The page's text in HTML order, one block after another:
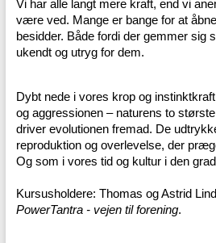
Vi har alle langt mere kraft, end vi
være ved. Mange er bange for at
besidder. Både fordi der gemmer sig
ukendt og utryg for dem.
Dybt nede i vores krop og
og aggressionen – naturens to
driver evolutionen fremad. De
reproduktion og overlevelse, der
Og som i vores tid og kultur i den
Kursusholdere: Thomas og Astrid
PowerTantra - vejen til forening.